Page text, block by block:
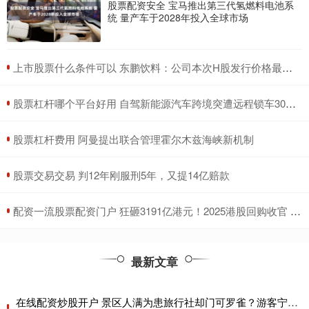
股票配资安全 宝马推出第三代氢燃料电池系
统 量产车于2028年投入全球市场
​上市股票什么条件可以 东鹏饮料：公司本次H股发行价格最高不超过每股248港元
​股票杠杆哪个平台好用 自驾新能源汽车跨境突遭远程锁车30多小时 车主：事前未提醒出境会被锁车
​股票杠杆费用 阿曼提出联合管理霍尔木兹海峡新机制
​股票交易交易 判12年刚服刑5年，又提14亿赔款
​配资一流股票配资门户 狂砸3191亿港元！2025港股回购收官 腾讯独揽1/4 连续四年“称王”
最新文章
在线配资炒股开户 景区人满为患旅行社却门可罗雀？游客宁愿睡车里也不跟团